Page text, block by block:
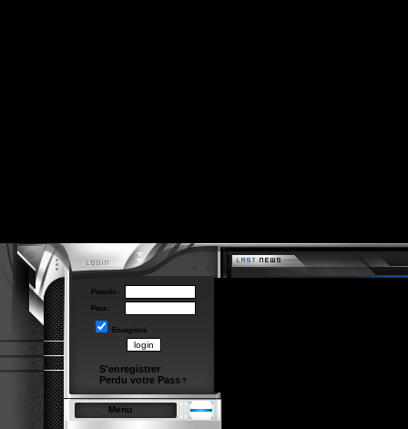
Pseudo :
Pass :
Enregistré
S'enregistrer
Perdu votre Pass ?
Menu